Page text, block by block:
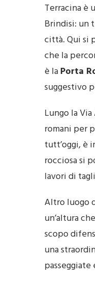
Terracina è
Brindisi: un
città. Qui si
che la
è laPorta
suggestivo
Lungo la
romani per
tutt’oggi, è
rocciosa si
lavori di
Altro luogo
un’altura
scopo
una